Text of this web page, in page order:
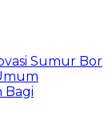
Sumur Bor
Bagi